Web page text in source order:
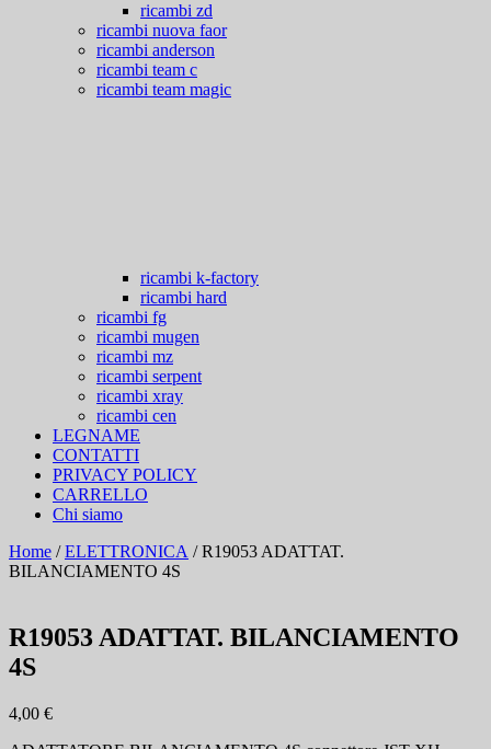
ricambi zd
ricambi nuova faor
ricambi anderson
ricambi team c
ricambi team magic
ricambi k-factory
ricambi hard
ricambi fg
ricambi mugen
ricambi mz
ricambi serpent
ricambi xray
ricambi cen
LEGNAME
CONTATTI
PRIVACY POLICY
CARRELLO
Chi siamo
Home /ELETTRONICA / R19053 ADATTAT.
BILANCIAMENTO 4S
R19053 ADATTAT. BILANCIAMENTO
4S
4,00 €